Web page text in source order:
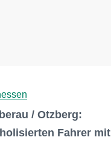
/ Otzberg:
Fahrer mit